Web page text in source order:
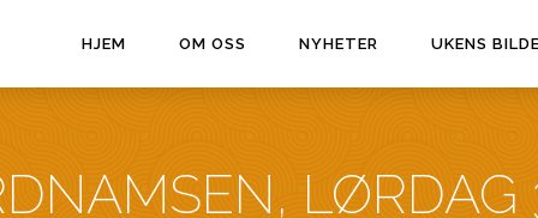
HJEM OM OSS NYHETER UKENS
LØRDAG